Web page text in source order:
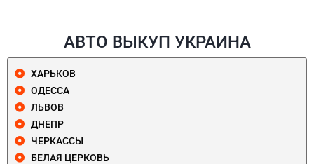
АВТО ВЫКУП УКРАИНА
ХАРЬКОВ
ОДЕССА
ЛЬВОВ
ДНЕПР
ЧЕРКАССЫ
БЕЛАЯ ЦЕРКОВЬ